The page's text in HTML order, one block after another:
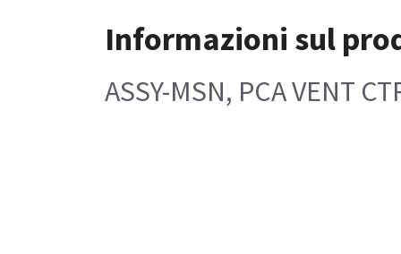
Informazioni sul
ASSY-MSN, PCA VENT